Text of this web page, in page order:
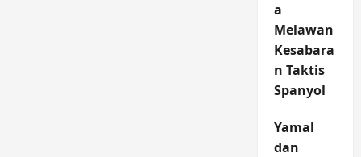
a
Melawan
Kesabara
n Taktis
Spanyol
Yamal
dan